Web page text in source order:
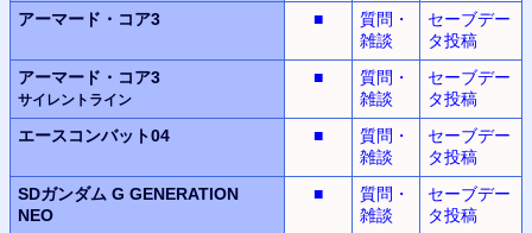
アーマード・コア3
■
質問・
雑談
セーブデー
タ投稿
アーマード・コア3
サイレントライン
■
質問・
雑談
セーブデー
タ投稿
エースコンバット04
■
質問・
雑談
セーブデー
タ投稿
SDガンダム G GENERATION
NEO
■
質問・
雑談
セーブデー
タ投稿